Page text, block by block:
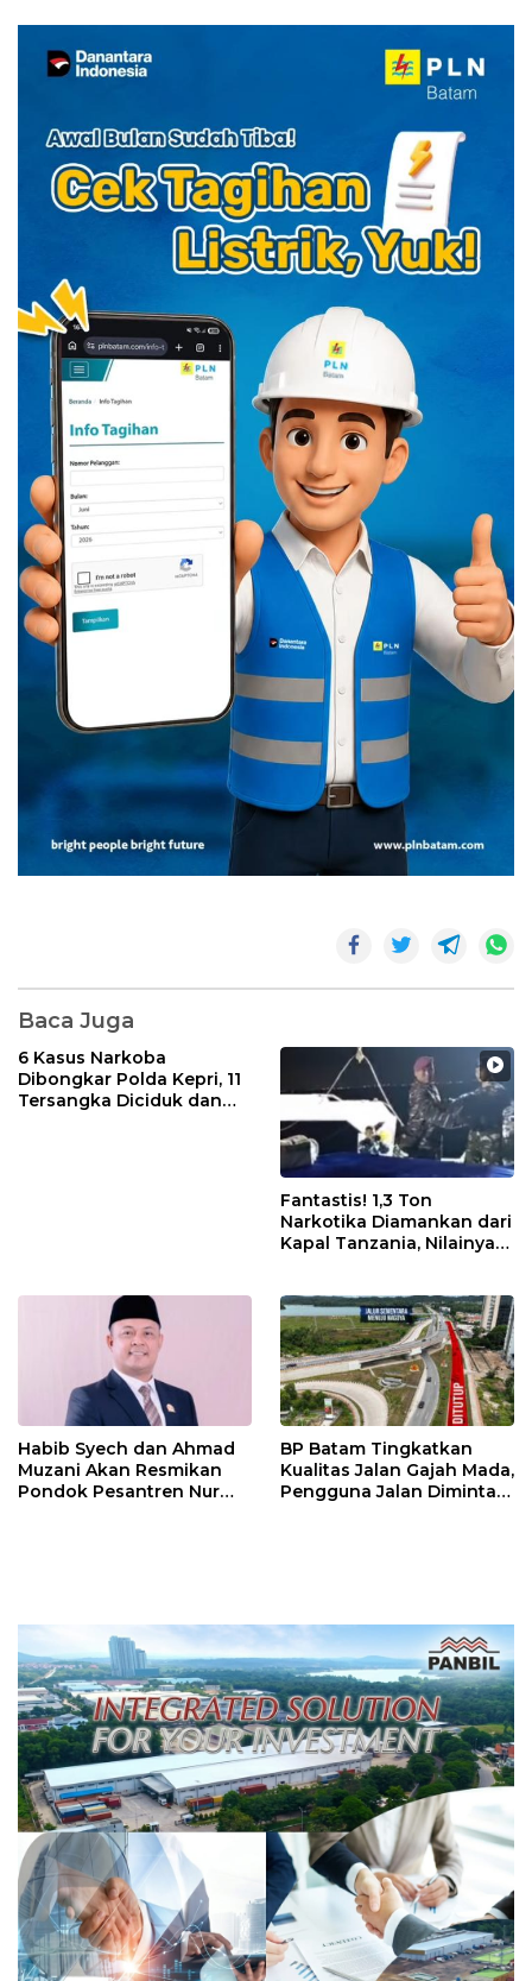
Baca Juga
6 Kasus Narkoba
Dibongkar Polda Kepri, 11
Tersangka Diciduk dan
Fantastis! 1,3 Ton
Narkotika Diamankan dari
Kapal Tanzania, Nilainya
Habib Syech dan Ahmad
Muzani Akan Resmikan
Pondok Pesantren Nur
BP Batam Tingkatkan
Kualitas Jalan Gajah Mada,
Pengguna Jalan Diminta